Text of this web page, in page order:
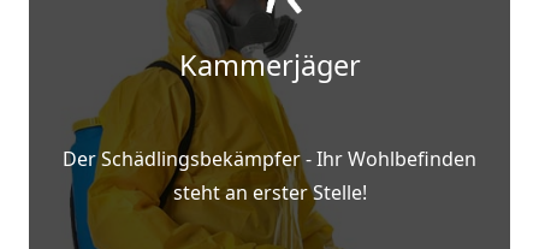
Kammerjäger
Der Schädlingsbekämpfer - Ihr Wohlbefinden
steht an erster Stelle!